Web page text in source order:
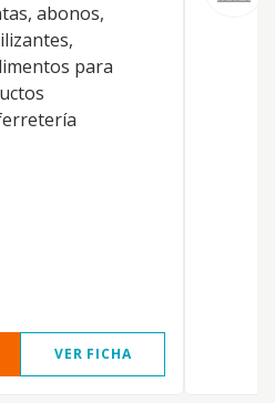
abonos,
para
VER FICHA